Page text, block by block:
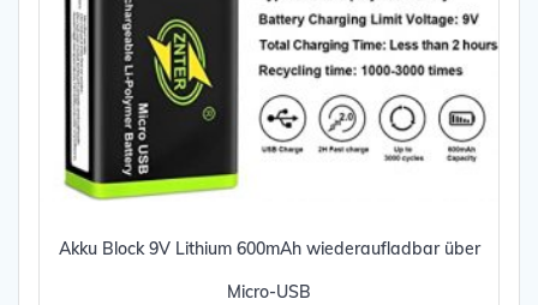
Akku Block 9V Lithium 600mAh wiederaufladbar über
Micro-USB